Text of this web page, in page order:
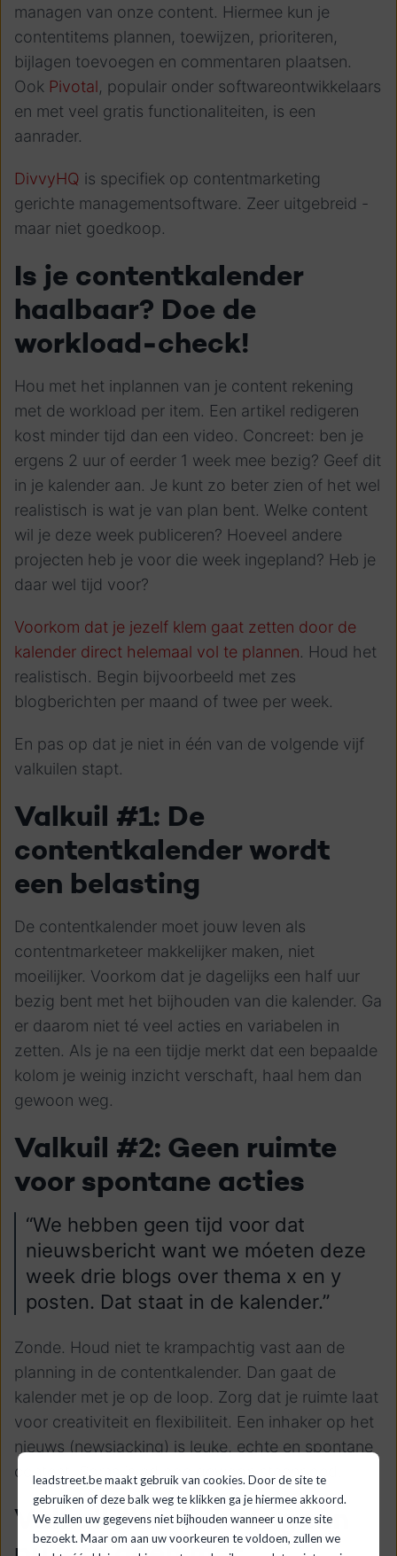
leadstreet.be maakt gebruik van cookies. Door de site te
gebruiken of deze balk weg te klikken ga je hiermee akkoord.
We zullen uw gegevens niet bijhouden wanneer u onze site
bezoekt. Maar om aan uw voorkeuren te voldoen, zullen we
managen van onze content. Hiermee kun je
contentitems plannen, toewijzen, prioriteren,
bijlagen toevoegen en commentaren plaatsen.
Ook Pivotal, populair onder softwareontwikkelaars
en met veel gratis functionaliteiten, is een
aanrader.
DivvyHQ is specifiek op contentmarketing
gerichte managementsoftware. Zeer uitgebreid -
maar niet goedkoop.
Is je contentkalender
haalbaar? Doe de
workload-check!
Hou met het inplannen van je content rekening
met de workload per item. Een artikel redigeren
kost minder tijd dan een video. Concreet: ben je
ergens 2 uur of eerder 1 week mee bezig? Geef dit
in je kalender aan. Je kunt zo beter zien of het wel
realistisch is wat je van plan bent. Welke content
wil je deze week publiceren? Hoeveel andere
projecten heb je voor die week ingepland? Heb je
daar wel tijd voor?
Voorkom dat je jezelf klem gaat zetten door de
kalender direct helemaal vol te plannen. Houd het
realistisch. Begin bijvoorbeeld met zes
blogberichten per maand of twee per week.
En pas op dat je niet in één van de volgende vijf
valkuilen stapt.
Valkuil #1: De
contentkalender wordt
een belasting
De contentkalender moet jouw leven als
contentmarketeer makkelijker maken, niet
moeilijker. Voorkom dat je dagelijks een half uur
bezig bent met het bijhouden van die kalender. Ga
er daarom niet té veel acties en variabelen in
zetten. Als je na een tijdje merkt dat een bepaalde
kolom je weinig inzicht verschaft, haal hem dan
gewoon weg.
Valkuil #2: Geen ruimte
voor spontane acties
“We hebben geen tijd voor dat
nieuwsbericht want we móeten deze
week drie blogs over thema x en y
posten. Dat staat in de kalender.”
Zonde. Houd niet te krampachtig vast aan de
planning in de contentkalender. Dan gaat de
kalender met je op de loop. Zorg dat je ruimte laat
voor creativiteit en flexibiliteit. Een inhaker op het
nieuws (newsjacking) is leuke, echte en spontane
content. Soms is ad hoc gewoon steengoed.
Valkuil #3: “Ja! We gaan